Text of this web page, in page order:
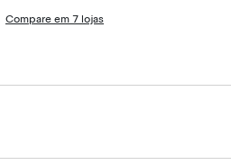
Compare em 7 lojas